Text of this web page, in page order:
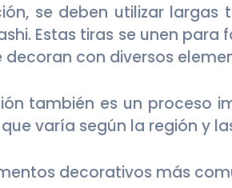
se deben utilizar
Estas tiras se unen
decoran con diversos
también es un proceso
varía según la región y
decorativos más